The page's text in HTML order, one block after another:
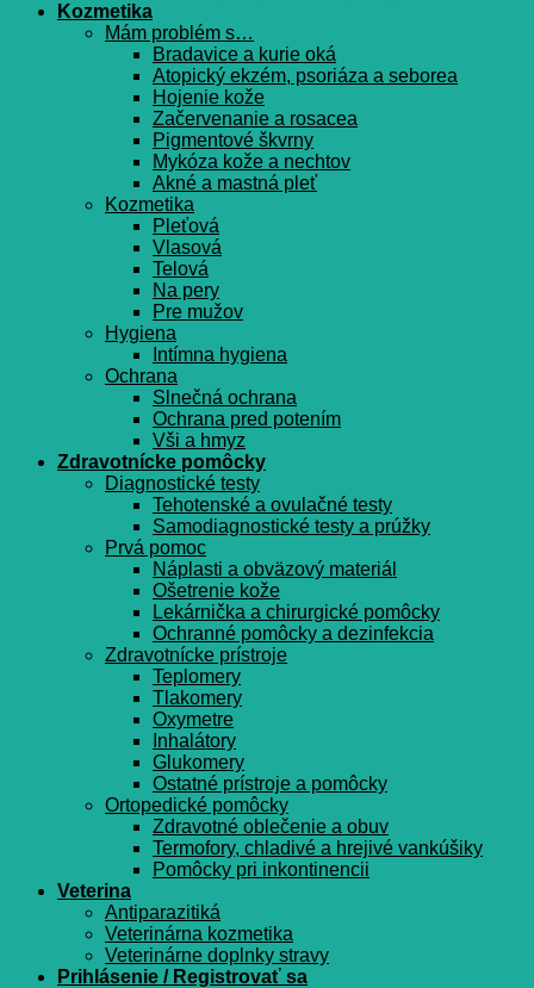
Kozmetika
Mám problém s…
Bradavice a kurie oká
Atopický ekzém, psoriáza a seborea
Hojenie kože
Začervenanie a rosacea
Pigmentové škvrny
Mykóza kože a nechtov
Akné a mastná pleť
Kozmetika
Pleťová
Vlasová
Telová
Na pery
Pre mužov
Hygiena
Intímna hygiena
Ochrana
Slnečná ochrana
Ochrana pred potením
Vši a hmyz
Zdravotnícke pomôcky
Diagnostické testy
Tehotenské a ovulačné testy
Samodiagnostické testy a prúžky
Prvá pomoc
Náplasti a obväzový materiál
Ošetrenie kože
Lekárnička a chirurgické pomôcky
Ochranné pomôcky a dezinfekcia
Zdravotnícke prístroje
Teplomery
Tlakomery
Oxymetre
Inhalátory
Glukomery
Ostatné prístroje a pomôcky
Ortopedické pomôcky
Zdravotné oblečenie a obuv
Termofory, chladivé a hrejivé vankúšiky
Pomôcky pri inkontinencii
Veterina
Antiparazitiká
Veterinárna kozmetika
Veterinárne doplnky stravy
Prihlásenie / Registrovať sa